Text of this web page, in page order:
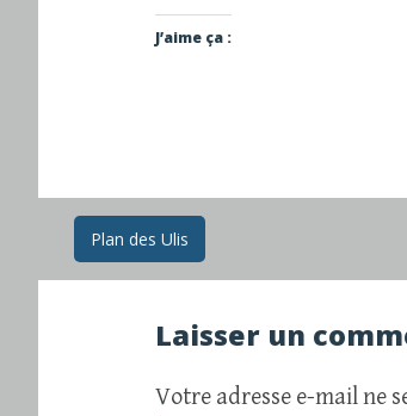
J’aime ça :
Navigation
articles
Plan des Ulis
Laisser un
Votre adresse e-mail ne